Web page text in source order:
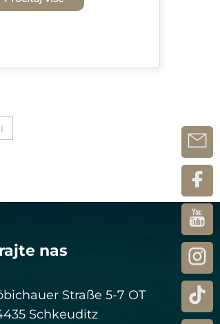
nas
Straße 5-7 OT
Schkeuditz